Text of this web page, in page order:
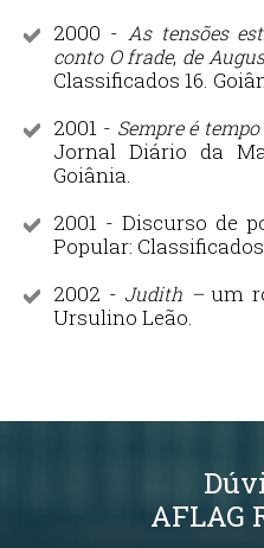
2000 - As tensões
conto O frade, de
Classificados 16.
2001 - Sempre é
Jornal Diário da
Goiânia.
2001 - Discurso de
Popular:
2002 - Judith – um
Ursulino Leão.
AFLAG